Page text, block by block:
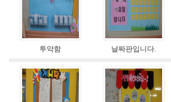
투약함 날짜판입니다.